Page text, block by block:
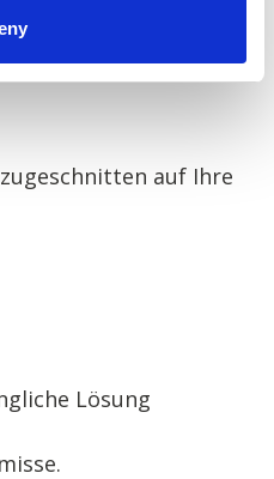
auf Ihre
Lösung